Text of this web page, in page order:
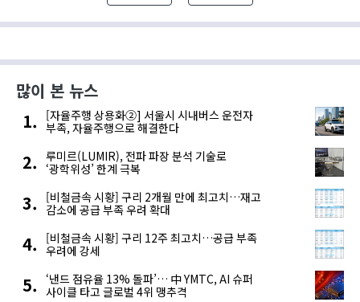
늘어나고 있으나 이 역시 확실한
기술력이 없으면 성공을 장담하기
많이 본 뉴스
[자율주행 상용화②] 서울시 시내버스 운전자
부족, 자율주행으로 해결한다
루미르(LUMIR), 전파 파장 분석 기술로
‘광학위성’ 한계 극복
[비철금속 시황] 구리 2개월 만에 최고치…재고
감소에 공급 부족 우려 확대
[비철금속 시황] 구리 12주 최고치…공급 부족
우려에 강세
‘낸드 점유율 13% 돌파’… 中 YMTC, AI 슈퍼
사이클 타고 글로벌 4위 맹추격